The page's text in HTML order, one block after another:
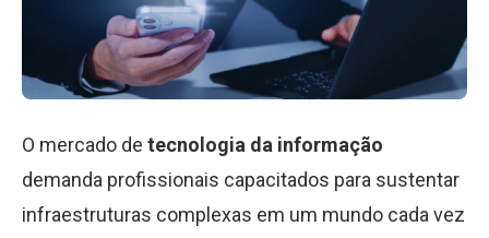
O mercado de tecnologia da informação
demanda profissionais capacitados para sustentar
infraestruturas complexas em um mundo cada vez